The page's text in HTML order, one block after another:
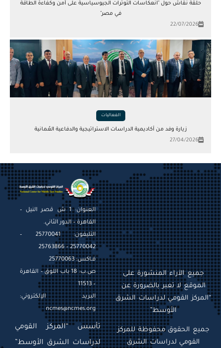
حلقة نقاش حول "انعكاسات التوترات الجيوسياسية على أمن وكفاءة الطاقة
في مصر"
22/07/2026
الفعاليات
زيارة وفد من أكاديمية الدراسات الاستراتيجية والدفاعية العُمانية
27/04/2026
العنوان: 1 ش قصر النيل –
القاهرة – الدور الثاني.
التليفون: 25770041 –
25770042 – 25763866
فـاكس: 25770063
ص.ب: 18 باب اللوق – القاهرة
– 11513
البريد الإلكتروني:
ncmes@ncmes.org
تأسس “المركز القومي
لدراسات الشرق الأوسط”
جميع الآراء المنشورة على
الموقع لا تعبر بالضرورة عن
“المركز القومي لدراسات الشرق
الأوسط”
جميع الحقوق محفوظة للمركز
القومي لدراسات الشرق